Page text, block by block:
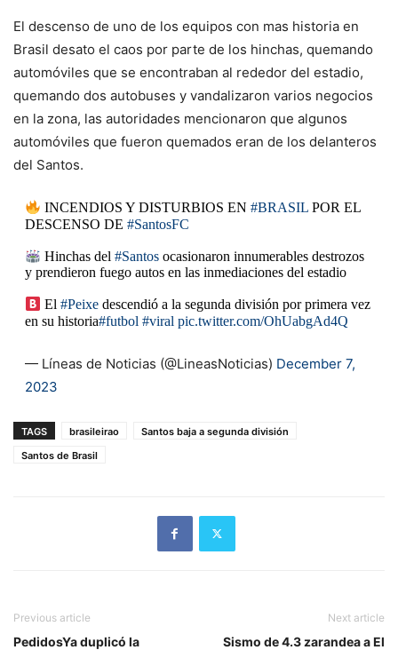
El descenso de uno de los equipos con mas historia en
Brasil desato el caos por parte de los hinchas, quemando
automóviles que se encontraban al rededor del estadio,
quemando dos autobuses y vandalizaron varios negocios
en la zona, las autoridades mencionaron que algunos
automóviles que fueron quemados eran de los delanteros
del Santos.
INCENDIOS Y DISTURBIOS EN #BRASILPOR EL
DESCENSO DE #SantosFC
Hinchas del #Santosocasionaron innumerables destrozos
y prendieron fuego autos en las inmediaciones del estadio
El #Peixedescendió a la segunda división por primera vez
en su historia#futbol #viral pic.twitter.com/OhUabgAd4Q
— Líneas de Noticias (@LineasNoticias) December 7,
2023
TAGS brasileirao
Santos baja a segunda división
Santos de Brasil
Previous article
PedidosYa duplicó la
Next article
Sismo de 4.3 zarandea a El